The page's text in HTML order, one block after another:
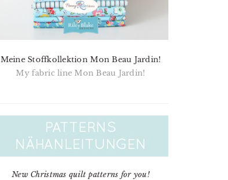
Meine Stoffkollektion Mon Beau Jardin!
My fabric line Mon Beau Jardin!
New Christmas quilt patterns for you!